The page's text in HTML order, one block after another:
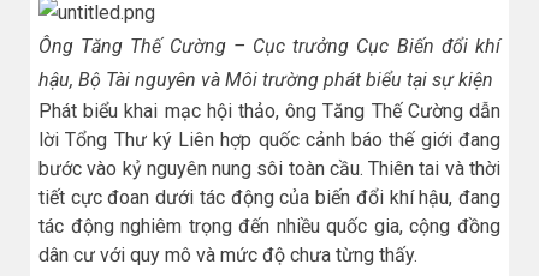
Ông Tăng Thế Cường – Cục trưởng Cục Biến đổi khí
hậu, Bộ Tài nguyên và Môi trường phát biểu tại sự kiện
Phát biểu khai mạc hội thảo, ông Tăng Thế Cường dẫn
lời Tổng Thư ký Liên hợp quốc cảnh báo thế giới đang
bước vào kỷ nguyên nung sôi toàn cầu. Thiên tai và thời
tiết cực đoan dưới tác động của biến đổi khí hậu, đang
tác động nghiêm trọng đến nhiều quốc gia, cộng đồng
dân cư với quy mô và mức độ chưa từng thấy.